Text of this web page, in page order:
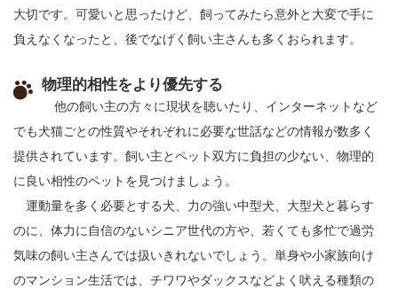
大切です。可愛いと思ったけど、飼ってみたら意外と大変で手に
負えなくなったと、後でなげく飼い主さんも多くおられます。
物理的相性をより優先する
他の飼い主の方々に現状を聴いたり、インターネットなど
でも犬猫ごとの性質やそれぞれに必要な世話などの情報が数多く
提供されています。飼い主とペット双方に負担の少ない、物理的
に良い相性のペットを見つけましょう。
運動量を多く必要とする犬、力の強い中型犬、大型犬と暮らす
のに、体力に自信のないシニア世代の方や、若くても多忙で過労
気味の飼い主さんでは扱いきれないでしょう。単身や小家族向け
のマンション生活では、チワワやダックスなどよく吠える種類の